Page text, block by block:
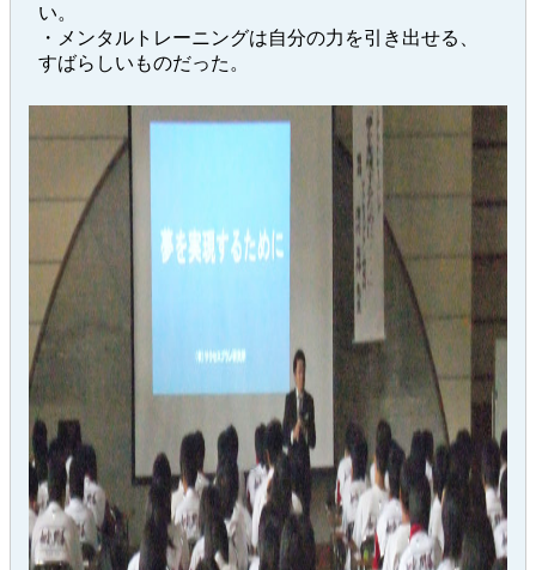
い。
・メンタルトレーニングは自分の力を引き出せる、
すばらしいものだった。